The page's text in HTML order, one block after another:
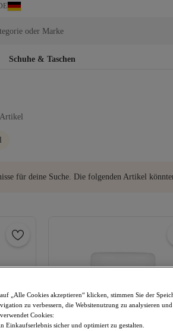
oder Marke
Schuhe & Taschen
für deine Suche. Die folgenden Artikel
„Alle Cookies akzeptieren“ klicken, stimmen Sie der
zu verbessern, die Websitenutzung zu analysieren
Cookies:
Einkaufserlebnis sicher und optimiert zu gestalten.